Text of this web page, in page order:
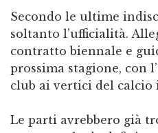
Secondo le ultime
soltanto l’ufficialità.
contratto biennale e
prossima stagione, con
club ai vertici del calcio
Le parti avrebbero già